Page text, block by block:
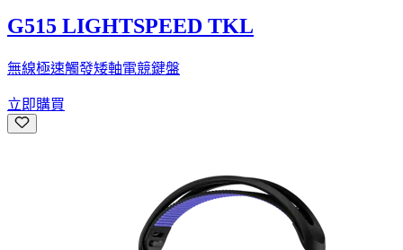
G515 LIGHTSPEED TKL
無線極速觸發矮軸電競鍵盤
立即購買